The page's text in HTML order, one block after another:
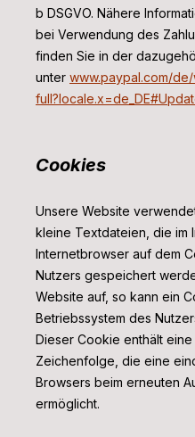
b DSGVO. Nähere
bei Verwendung des
finden Sie in der
unter www.paypal.com/
Cookies
Unsere Website
kleine Textdateien, die im
Internetbrowser auf dem
Nutzers gespeichert
Website auf, so kann ein
Betriebssystem des
Dieser Cookie enthält
Zeichenfolge, die eine
Browsers beim erneuten
ermöglicht.